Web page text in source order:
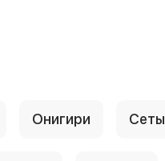
Онигири Сеты